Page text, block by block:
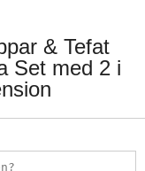
& Tefat
Set med 2 i